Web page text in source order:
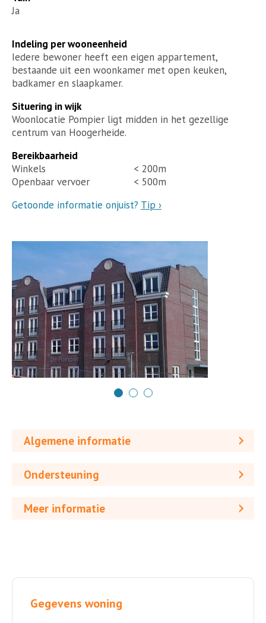
Ja
Indeling per wooneenheid
Iedere bewoner heeft een eigen appartement,
bestaande uit een woonkamer met open keuken,
badkamer en slaapkamer.
Situering in wijk
Woonlocatie Pompier ligt midden in het gezellige
centrum van Hoogerheide.
Bereikbaarheid
Winkels
< 200m
Openbaar vervoer
< 500m
Getoonde informatie onjuist? Tip ›
Algemene informatie
Ondersteuning
Meer informatie
Gegevens woning